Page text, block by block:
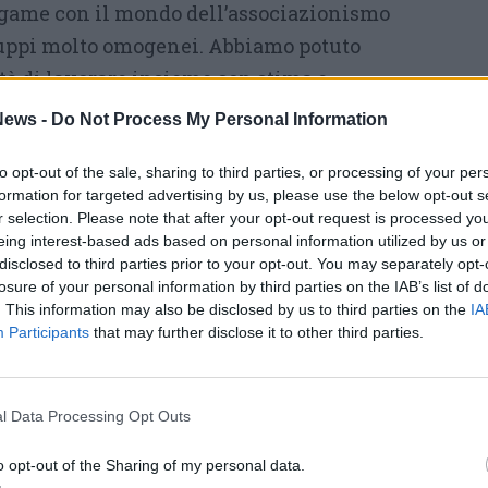
- Do Not Process My Personal Information
opt-out of the sale, sharing to third parties, or processing of your
for targeted advertising by us, please use the below opt-out
selection. Please note that after your opt-out request is processed
interest-based ads based on personal information utilized by us
to third parties prior to your opt-out. You may separately
of your personal information by third parties on the IAB’s list of
This information may also be disclosed by us to third parties on the
Participants that may further disclose it to other third parties.
Data Processing Opt Outs
opt-out of the Sharing of my personal data.
con il mondo dell’associazionismo
molto omogenei. Abbiamo potuto
di lavorare insieme con stima e
ritenuto più corretto per l’elettorato
ed esperienze professionali e in campo
anche artistico e culturale».
Popolare alla coalizione di
in dote una particolareattenzione alle
resi conto che questo tema da troppi anni è
il capolista -: quando un cittadino si
vive è poco curata può sembrare una
è fondamentale». Per questo la lista punta
urbano» e «sulla
cura di vicinato